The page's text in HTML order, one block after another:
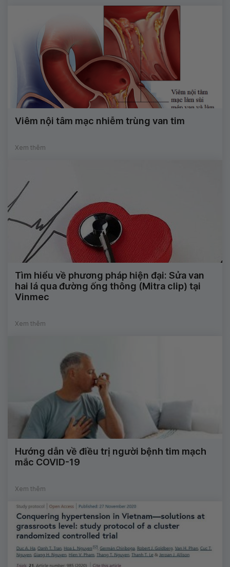
Viêm nội tâm mạc nhiễm trùng van tim
Xem thêm
Tìm hiểu về phương pháp hiện đại: Sửa van
hai lá qua đường ống thông (Mitra clip) tại
Vinmec
Xem thêm
Hướng dẫn về điều trị người bệnh tim mạch
mắc COVID-19
Xem thêm